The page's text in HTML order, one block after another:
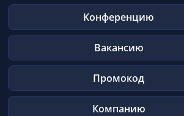
Поделись с
Конференцию
Вакансию
Промокод
Компанию